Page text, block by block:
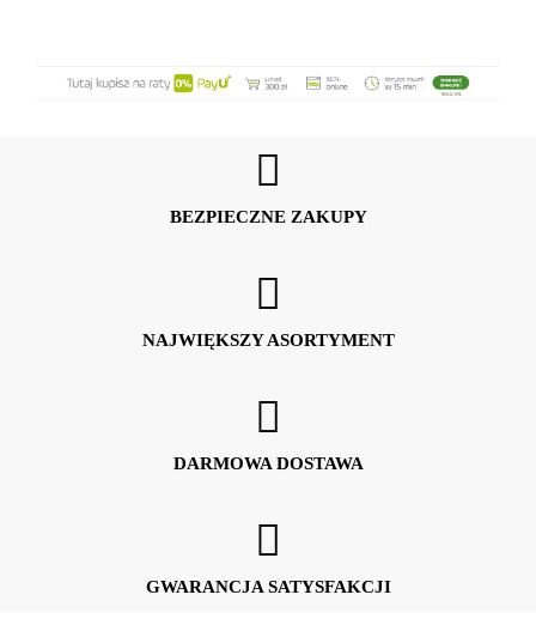
BEZPIECZNE ZAKUPY
NAJWIĘKSZY ASORTYMENT
DARMOWA DOSTAWA
GWARANCJA SATYSFAKCJI